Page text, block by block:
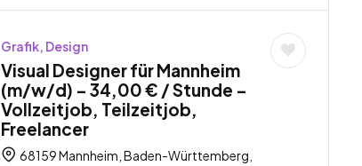
Grafik, Design
Visual Designer für Mannheim
(m/w/d) – 34,00 € / Stunde –
Vollzeitjob, Teilzeitjob,
Freelancer
68159 Mannheim, Baden-Württemberg,